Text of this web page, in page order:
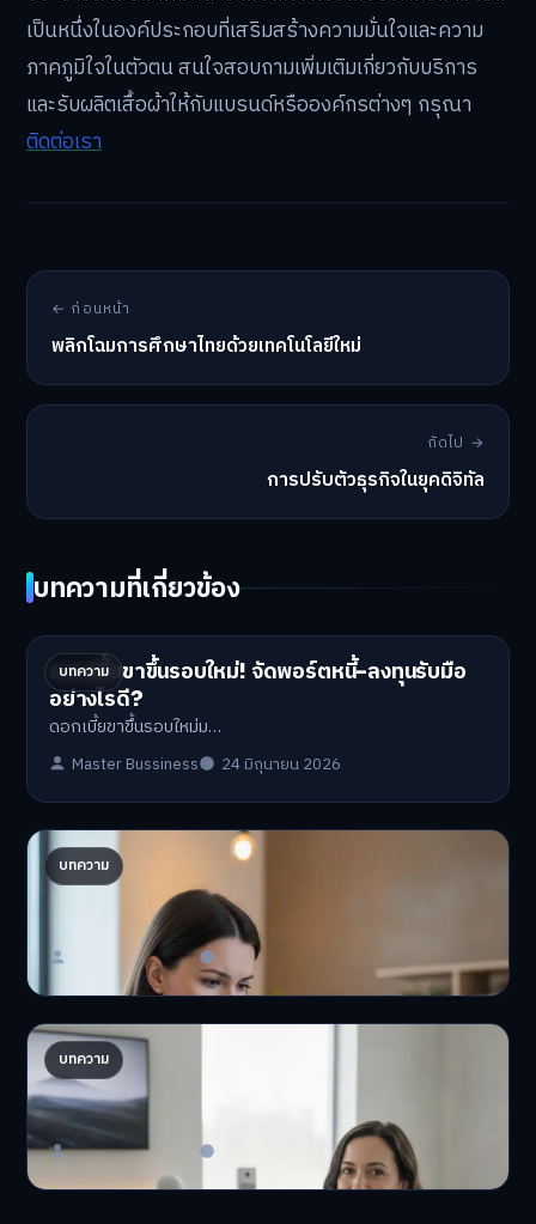
เป็นหนึ่งในองค์ประกอบที่เสริมสร้างความมั่นใจและความ
ภาคภูมิใจในตัวตน สนใจสอบถามเพิ่มเติมเกี่ยวกับบริการ
และรับผลิตเสื้อผ้าให้กับแบรนด์หรือองค์กรต่างๆ กรุณา
ติดต่อเรา
← ก่อนหน้า
พลิกโฉมการศึกษาไทยด้วยเทคโนโลยีใหม่
ถัดไป →
การปรับตัวธุรกิจในยุคดิจิทัล
บทความที่เกี่ยวข้อง
บทความ
ดอกเบี้ยขาขึ้นรอบใหม่! จัดพอร์ตหนี้-ลงทุนรับมือ
อย่างไรดี?
ดอกเบี้ยขาขึ้นรอบใหม่ม…
Master Bussiness 24 มิถุนายน 2026
บทความ
ปรับพอร์ตรับ ‘เงินดิจิทัล 2.0’ จัดสรรงบอย่างไรไม่
ให้พัง
'เงินดิจิทัล 2.0' มาแล…
Master Bussiness 23 มิถุนายน 2026
บทความ
AI จัดพอร์ตให้ปัง! เทรนด์ลงทุนยุคใหม่ ไม่ต้องเฝ้า
จอ
AI จัดพอร์ตให้ปัง! หมด…
Master Bussiness 23 มิถุนายน 2026